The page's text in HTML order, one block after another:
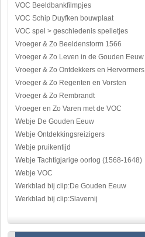
VOC Beeldbankfilmpjes
VOC Schip Duyfken bouwplaat
VOC spel > geschiedenis spelletjes
Vroeger & Zo Beeldenstorm 1566
Vroeger & Zo Leven in de Gouden Eeuw
Vroeger & Zo Ontdekkers en Hervormers
Vroeger & Zo Regenten en Vorsten
Vroeger & Zo Rembrandt
Vroeger en Zo Varen met de VOC
Webje De Gouden Eeuw
Webje Ontdekkingsreizigers
Webje pruikentijd
Webje Tachtigjarige oorlog (1568-1648)
Webje VOC
Werkblad bij clip:De Gouden Eeuw
Werkblad bij clip:Slavernij